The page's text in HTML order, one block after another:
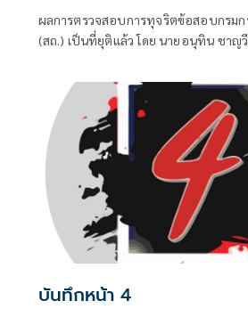
ผลการตรวจสอบการทุจริตข้อสอบกรม
(สถ.) เป็นที่ยุติแล้ว โดย นายอนุทิน ชาญ
อย่างที่ควรทำหมดแล้ว จบแล้ว
บันทึกหน้า 4